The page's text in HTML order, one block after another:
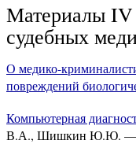
Материалы IV
судебных
О медико-
повреждений
Компьютерная
В.А., Шишкин Ю.Ю. —